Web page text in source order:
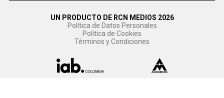
UN PRODUCTO DE RCN MEDIOS 2026
Política de Datos Personales
Política de Cookies
Términos y Condiciones